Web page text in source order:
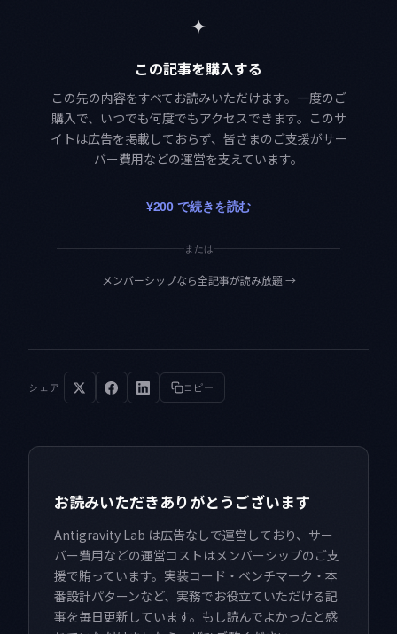
✦
この記事を購入する
この先の内容をすべてお読みいただけます。一度のご
購入で、いつでも何度でもアクセスできます。このサ
イトは広告を掲載しておらず、皆さまのご支援がサー
バー費用などの運営を支えています。
¥200 で続きを読む
または
メンバーシップなら全記事が読み放題→
シェア コピー
お読みいただきありがとうございます
Antigravity Lab は広告なしで運営しており、サー
バー費用などの運営コストはメンバーシップのご支
援で賄っています。実装コード・ベンチマーク・本
番設計パターンなど、実務でお役立ていただける記
事を毎日更新しています。もし読んでよかったと感